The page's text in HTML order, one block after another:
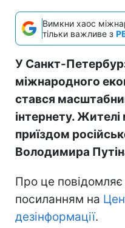
Вимкни хаос
тільки важливе з
У Санкт-
міжнародного
стався
інтернету.
приїздом
Володимира
Про це повідомляє
посиланням на
дезінформації.